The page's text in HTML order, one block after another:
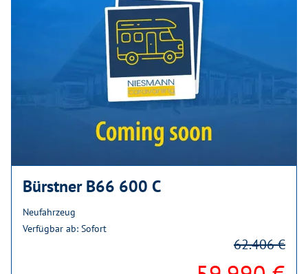
Bürstner B66 600 C
Neufahrzeug
Verfügbar ab: Sofort
62.406 €